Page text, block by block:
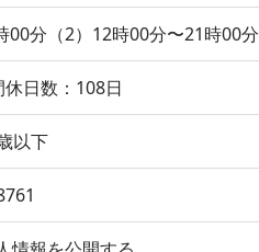
分（2）12時00分〜21時00分
日数：108日
以下